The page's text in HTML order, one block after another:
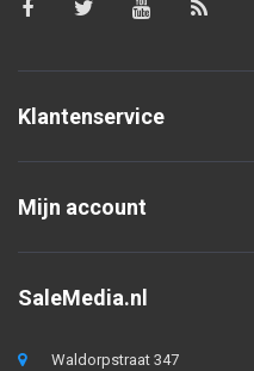
Klantenservice
Mijn account
SaleMedia.nl
Waldorpstraat 347